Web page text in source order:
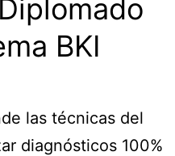
BKI
las técnicas del
diagnósticos 100%